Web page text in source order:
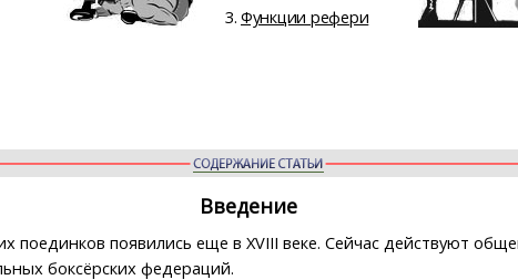
Функции рефери
Введение
поединков появились еще в XVIII веке. Сейчас действуют
боксёрских федераций.